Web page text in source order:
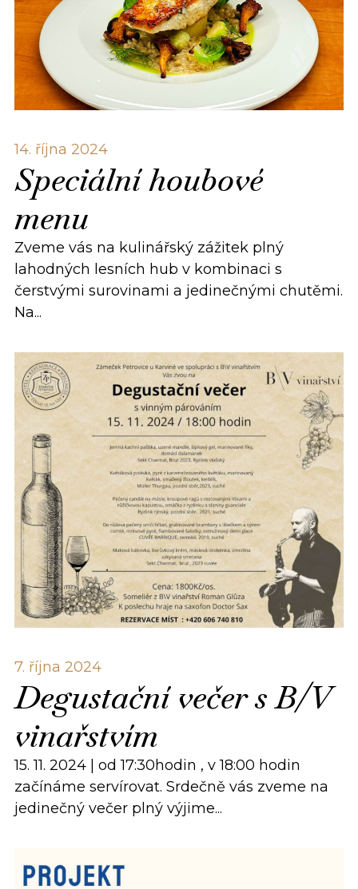
14. října 2024
Speciální houbové
menu
Zveme vás na kulinářský zážitek plný
lahodných lesních hub v kombinaci s
čerstvými surovinami a jedinečnými chutěmi.
Na...
7. října 2024
Degustační večer s B/V
vinařstvím
15. 11. 2024 | od 17:30hodin , v 18:00 hodin
začínáme servírovat. Srdečně vás zveme na
jedinečný večer plný výjime...